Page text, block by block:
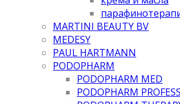
MARTINI BEAUTY BV
MEDESY
PAUL HARTMANN
PODOPHARM
PODOPHARM MED
PODOPHARM